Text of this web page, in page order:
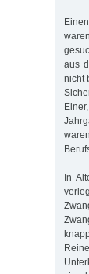
aus
nicht
In